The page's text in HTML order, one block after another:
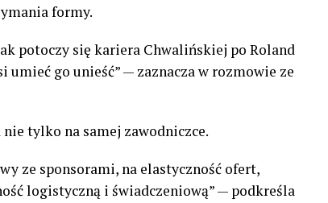
formy.
potoczy się kariera Chwalińskiej po Roland
umieć go unieść” — zaznacza w rozmowie ze
tylko na samej zawodniczce.
ze sponsorami, na elastyczność ofert,
logistyczną i świadczeniową” — podkreśla